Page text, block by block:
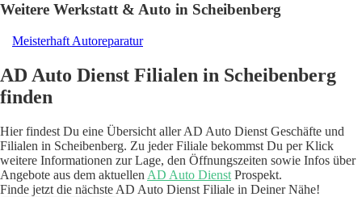
Weitere Werkstatt & Auto in Scheibenberg
Meisterhaft Autoreparatur
AD Auto Dienst Filialen in Scheibenberg
finden
Hier findest Du eine Übersicht aller AD Auto Dienst Geschäfte und
Filialen in Scheibenberg. Zu jeder Filiale bekommst Du per Klick
weitere Informationen zur Lage, den Öffnungszeiten sowie Infos über
Angebote aus dem aktuellen AD Auto Dienst Prospekt.
Finde jetzt die nächste AD Auto Dienst Filiale in Deiner Nähe!